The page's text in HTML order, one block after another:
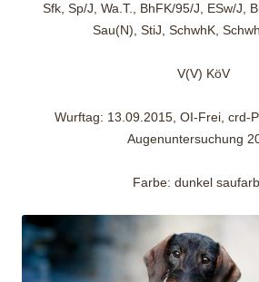
Sfk, Sp/J, Wa.T., BhFK/95/J, ESw/J,
Sau(N), StiJ, SchwhK,
V(V) KöV
Wurftag: 13.09.2015, OI-Frei, crd-
Augenuntersuchung
Farbe: dunkel